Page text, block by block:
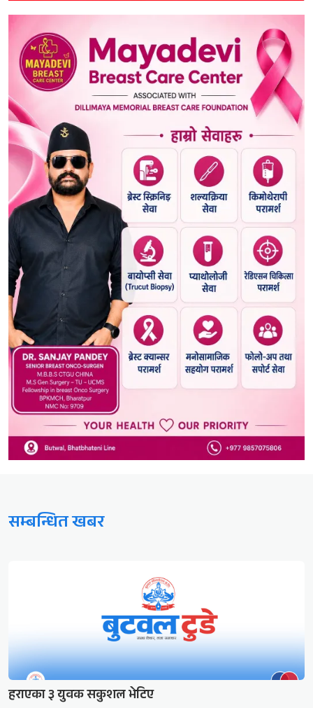
सम्बन्धित खबर
हराएका ३ युवक सकुशल भेटिए